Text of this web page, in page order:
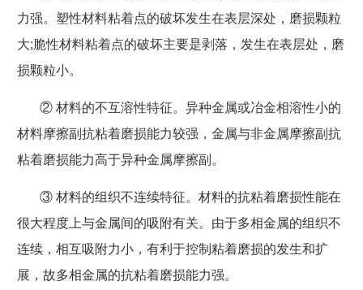
力强。塑性材料粘着点的破坏发生在表层深处，磨损颗粒
大;脆性材料粘着点的破坏主要是剥落，发生在表层处，磨
损颗粒小。
② 材料的不互溶性特征。异种金属或冶金相溶性小的
材料摩擦副抗粘着磨损能力较强，金属与非金属摩擦副抗
粘着磨损能力高于异种金属摩擦副。
③ 材料的组织不连续特征。材料的抗粘着磨损性能在
很大程度上与金属间的吸附有关。由于多相金属的组织不
连续，相互吸附力小，有利于控制粘着磨损的发生和扩
展，故多相金属的抗粘着磨损能力强。